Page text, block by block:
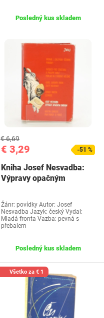
Posledný kus skladem
€ 3,29
€ 6,69
-51 %
Kniha Josef Nesvadba:
Výpravy opačným
Žánr: povídky Autor: Josef
Nesvadba Jazyk: český Vydal:
Mladá fronta Vazba: pevná s
přebalem
Posledný kus skladem
Všetko za € 1